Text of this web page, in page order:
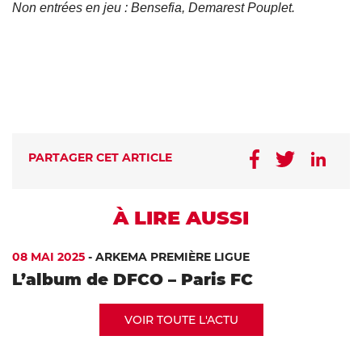
Non entrées en jeu : Bensefia, Demarest Pouplet.
PARTAGER CET ARTICLE
À LIRE AUSSI
08 MAI 2025 - ARKEMA PREMIÈRE LIGUE
L’album de DFCO – Paris FC
VOIR TOUTE L'ACTU